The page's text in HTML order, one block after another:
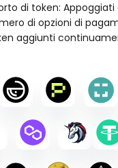
di token:
di opzioni di
aggiunti